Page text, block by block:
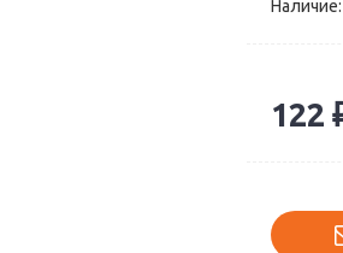
Наличие:
122